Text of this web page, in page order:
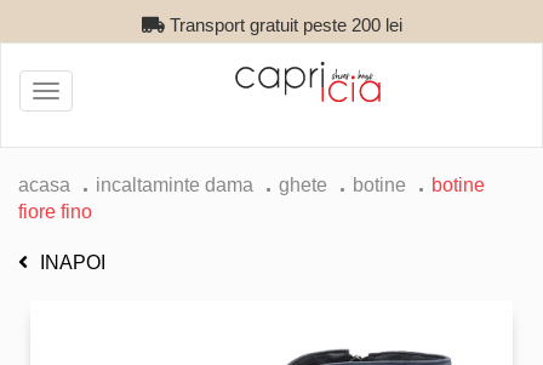
Transport gratuit peste 200 lei
Toggle
navigation
acasa incaltaminte dama ghete botine
botine
fiore fino
INAPOI